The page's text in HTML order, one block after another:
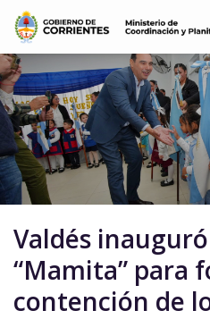
Valdés
“Mamita” para
contención de